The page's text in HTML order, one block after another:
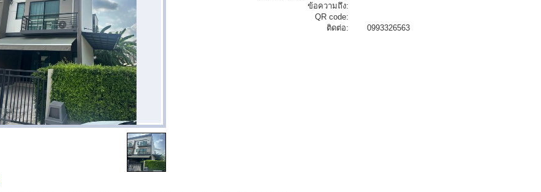
ข้อความถึง:
QR code:
ติดต่อ:
0993326563